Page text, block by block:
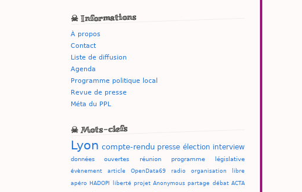
☠ Informations
À propos
Contact
Liste de diffusion
Agenda
Programme politique local
Revue de presse
Méta du PPL
☠ Mots-clefs
Lyon compte-rendu presse élection interview
données ouvertes réunion programme législative
évènement article OpenData69 radio organisation
libre
apéro HADOPI liberté projet Anonymous partage débat ACTA